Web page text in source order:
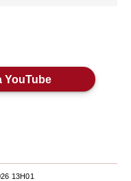
YouTube
13H01